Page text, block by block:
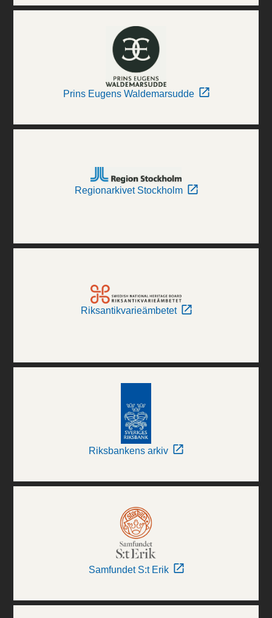
Prins Eugens Waldemarsudde
Regionarkivet Stockholm
Riksantikvarieämbetet
Riksbankens arkiv
Samfundet S:t Erik